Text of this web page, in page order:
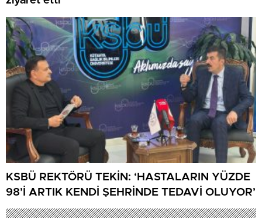
KSBÜ REKTÖRÜ TEKİN: ‘HASTALARIN YÜZDE
98’İ ARTIK KENDİ ŞEHRİNDE TEDAVİ OLUYOR’